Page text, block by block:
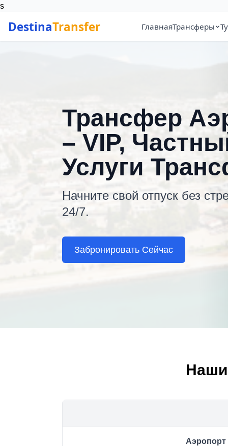
s
DestinaTransfer ГлавнаяТрансферы
Трансфер
– VIP,
Услуги
Начните свой отпуск без
24/7.
Забронировать Сейчас